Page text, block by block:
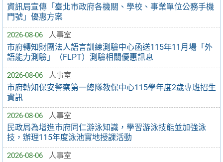
資訊局宣傳「臺北市政府各機關、學校、事業單位公務手機
門號」優惠方案
2026-08-06 人事室
市府轉知財團法人語言訓練測驗中心函送115年11月場「外
語能力測驗」（FLPT）測驗相關優惠訊息
2026-08-06 人事室
市府轉知保安警察第一總隊教保中心115學年度2歲專班招生
資訊
2026-08-06 人事室
民政局為增進市府同仁游泳知識，學習游泳技能並加強泳
技，辦理115年度泳池實地授課活動
2026-08-06 人事室